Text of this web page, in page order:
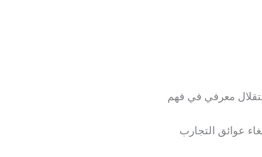
معرفي في فهم
عوائق التجارب